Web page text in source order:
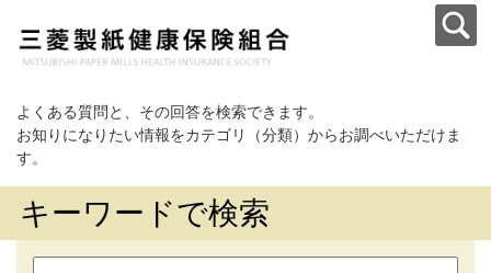
よくある質問と、その回答を検索できます。
お知りになりたい情報をカテゴリ（分類）からお調べいただけま
す。
キーワードで検索